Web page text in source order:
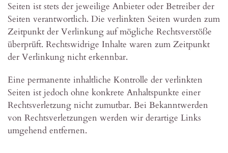
Seiten ist stets der jeweilige Anbieter oder Betreiber der
Seiten verantwortlich. Die verlinkten Seiten wurden zum
Zeitpunkt der Verlinkung auf mögliche Rechtsverstöße
überprüft. Rechtswidrige Inhalte waren zum Zeitpunkt
der Verlinkung nicht erkennbar.
Eine permanente inhaltliche Kontrolle der verlinkten
Seiten ist jedoch ohne konkrete Anhaltspunkte einer
Rechtsverletzung nicht zumutbar. Bei Bekanntwerden
von Rechtsverletzungen werden wir derartige Links
umgehend entfernen.